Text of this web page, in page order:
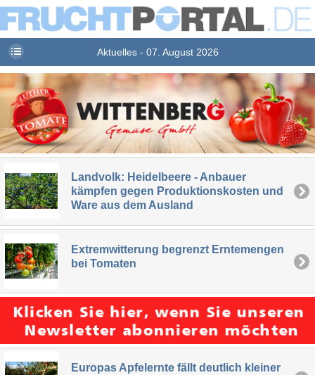
Aktuelles - 07. August 2026
Landvolk: Heidelbeere - Anbauer
kämpfen gegen Produktionskosten und
Ware aus dem Ausland
Extremwitterung begrenzt Erntemengen
bei Tomaten
Europas Apfelernte fällt deutlich kleiner